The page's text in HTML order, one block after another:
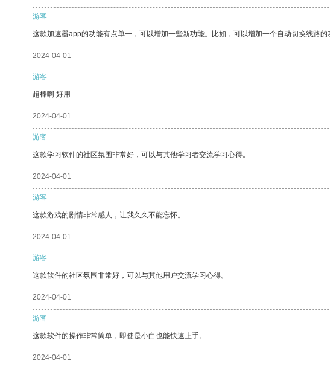
游客
这款加速器app的功能有点单一，可以增加一些新功能。比如，可以增加一个自动切换线路
2024-04-01
游客
超棒啊 好用
2024-04-01
游客
这款学习软件的社区氛围非常好，可以与其他学习者交流学习心得。
2024-04-01
游客
这款游戏的剧情非常感人，让我久久不能忘怀。
2024-04-01
游客
这款软件的社区氛围非常好，可以与其他用户交流学习心得。
2024-04-01
游客
这款软件的操作非常简单，即使是小白也能快速上手。
2024-04-01